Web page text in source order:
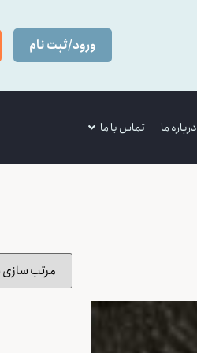
ورود/ثبت نام
درباره ما تماس با ما